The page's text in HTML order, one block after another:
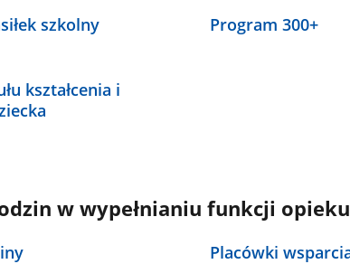
szkolny Program 300+
kształcenia i
w wypełnianiu funkcji
Placówki